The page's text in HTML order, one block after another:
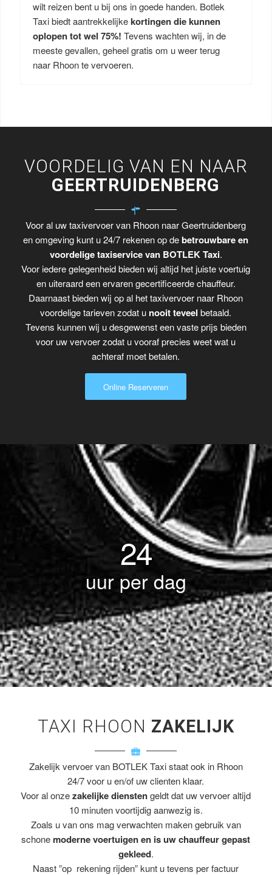
wilt reizen bent u bij ons in goede handen. Botlek
Taxi biedt aantrekkelijkekortingen die kunnen
oplopen tot wel 75%! Tevens wachten wij, in de
meeste gevallen, geheel gratis om u weer terug
naar Rhoon te vervoeren.
VOORDELIG VAN EN NAAR
GEERTRUIDENBERG
Voor al uw taxivervoer van Rhoon naar Geertruidenberg
en omgeving kunt u 24/7 rekenen op debetrouwbare en
voordelige taxiservice van BOTLEK Taxi.
Voor iedere gelegenheid bieden wij altijd het juiste voertuig
en uiteraard een ervaren gecertificeerde chauffeur.
Daarnaast bieden wij op al het taxivervoer naar Rhoon
voordelige tarieven zodat u nooit teveel betaald.
Tevens kunnen wij u desgewenst een vaste prijs bieden
voor uw vervoer zodat u vooraf precies weet wat u
achteraf moet betalen.
Online Reserveren
24
uur per dag
TAXI RHOON ZAKELIJK
Zakelijk vervoer van BOTLEK Taxi staat ook in Rhoon
24/7 voor u en/of uw clienten klaar.
Voor al onzezakelijke dienstengeldt dat uw vervoer altijd
10 minuten voortijdig aanwezig is.
Zoals u van ons mag verwachten maken gebruik van
schone moderne voertuigen en is uw chauffeur gepast
gekleed.
Naast ”op rekening rijden” kunt u tevens per factuur